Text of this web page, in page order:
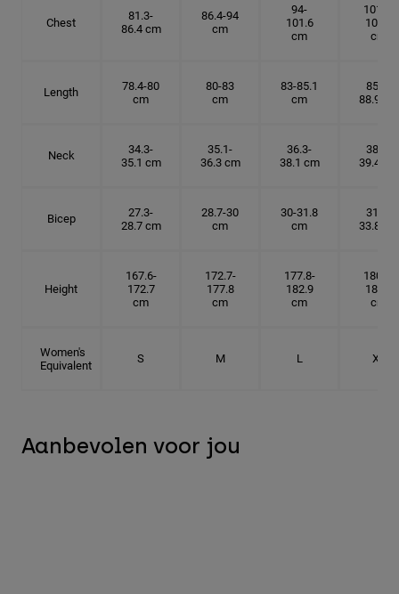
Chest
81.3-
86.4 cm
86.4-94
cm
94-
101.6
cm
101.6-
109.2
cm
Length
78.4-80
cm
80-83
cm
83-85.1
cm
85.1-
88.9 cm
Neck
34.3-
35.1 cm
35.1-
36.3 cm
36.3-
38.1 cm
38.1-
39.4 cm
Bicep
27.3-
28.7 cm
28.7-30
cm
30-31.8
cm
31.8-
33.8 cm
Height
167.6-
172.7
cm
172.7-
177.8
cm
177.8-
182.9
cm
180.3-
185.5
cm
Women's
Equivalent
S M L XL
Aanbevolen voor jou